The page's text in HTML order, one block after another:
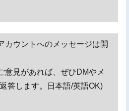
カウントへのメッセージは開
意見があれば、ぜひDMやメ
答します。日本語/英語OK)